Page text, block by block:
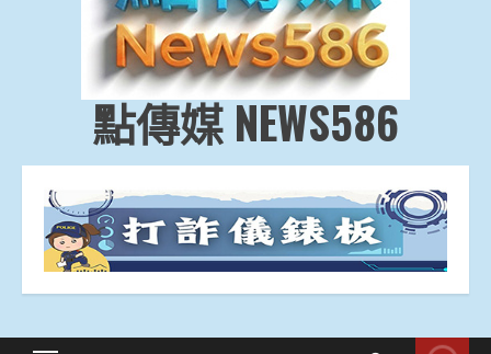
點傳媒 NEWS586